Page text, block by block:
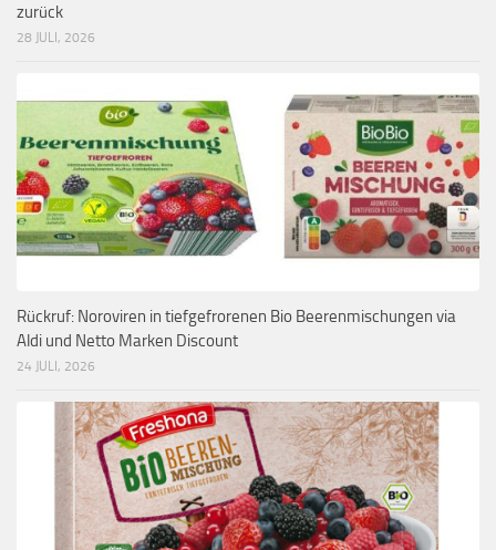
zurück
28 JULI, 2026
Rückruf: Noroviren in tiefgefrorenen Bio Beerenmischungen via
Aldi und Netto Marken Discount
24 JULI, 2026